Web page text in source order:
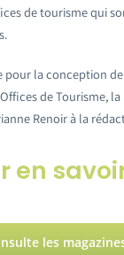
de tourisme qui
pour la conception
de Tourisme, la
Renoir à la
en
les